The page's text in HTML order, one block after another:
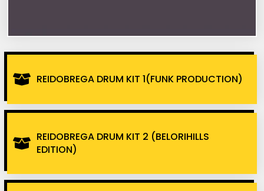
REIDOBREGA DRUM KIT 1(FUNK PRODUCTION)
REIDOBREGA DRUM KIT 2 (BELORIHILLS
EDITION)